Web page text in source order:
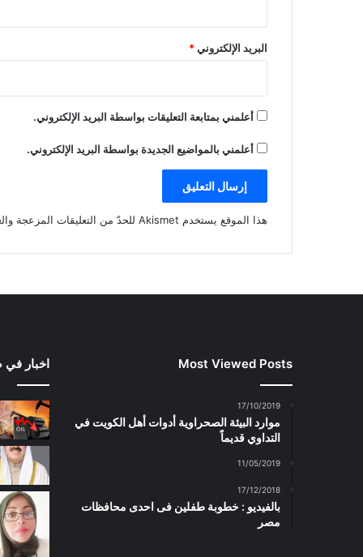
البريد الإلكتروني*
أعلمني بمتابعة التعليقات بواسطة البريد الإلكتروني.
أعلمني بالمواضيع الجديدة بواسطة البريد الإلكتروني.
هذا الموقع يستخدم Akismet للحدّ من التعليقات المزعجة والغير مرغوبة.
Most Viewed Posts
17/10/2019
موارد البيئة الصحراوية أدوات أهل الكويت في
التداوي قديماً
11/05/2019
17/12/2018
بالفيديو : خطوبة طفلين فى احدى محافظات
مصر
اخبار في